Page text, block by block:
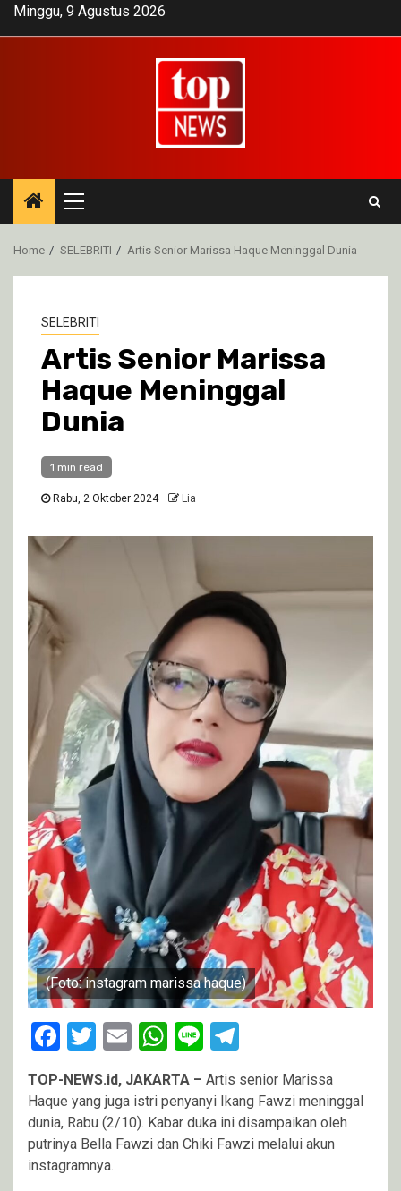
SkipMinggu, 9 Agustus 2026
Primary
Menu
Home SELEBRITI Artis Senior Marissa Haque Meninggal Dunia
SELEBRITI
Artis Senior Marissa
Haque Meninggal
Dunia
1 min read
Rabu, 2 Oktober 2024 Lia
(Foto: instagram marissa haque)
Facebook
Twitter
EmailWhatsApp
Line
TOP-NEWS.id, JAKARTA – Artis senior Marissa
Haque yang juga istri penyanyi Ikang Fawzi meninggal
dunia, Rabu (2/10). Kabar duka ini disampaikan oleh
putrinya Bella Fawzi dan Chiki Fawzi melalui akun
instagramnya.